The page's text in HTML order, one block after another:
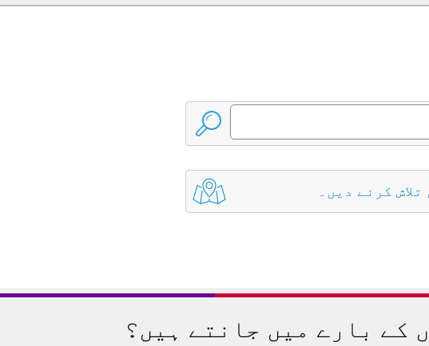
کرنے دیں۔
کے بارے میں جانتے ہیں؟